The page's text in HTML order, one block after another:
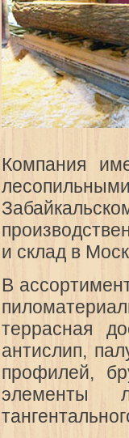
Компания
и склад в
В
террасная
антислип,
профилей,
элементы